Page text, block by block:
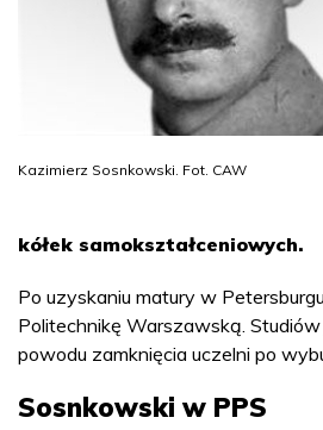
Kazimierz Sosnkowski. Fot. CAW
kółek samokształceniowych.
Po uzyskaniu matury w
Politechnikę Warszawską. Studiów
powodu zamknięcia uczelni po
Sosnkowski w PPS